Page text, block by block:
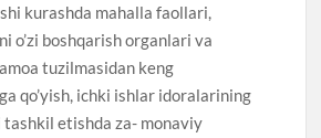
kurashda mahalla faollari,
o’zi boshqarish organlari va
tuzilmasidan keng
qo’yish, ichki ishlar idoralarining
etishda za- monaviy